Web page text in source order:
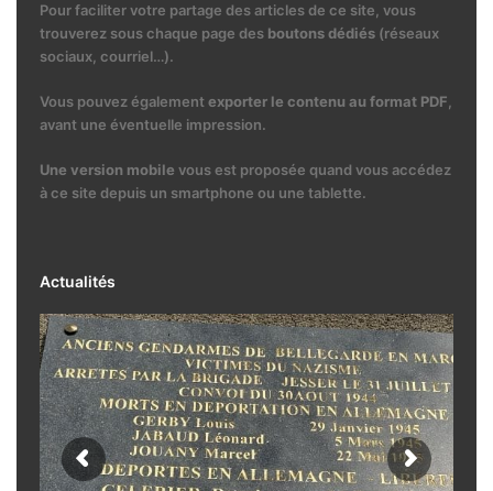
Pour faciliter votre partage des articles de ce site, vous
trouverez sous chaque page des boutons dédiés(réseaux
sociaux, courriel…).
Vous pouvez égalementexporter le contenu au format PDF
avant une éventuelle impression.
Une version mobile vous est proposée quand vous accédez
à ce site depuis un smartphone ou une tablette.
Actualités